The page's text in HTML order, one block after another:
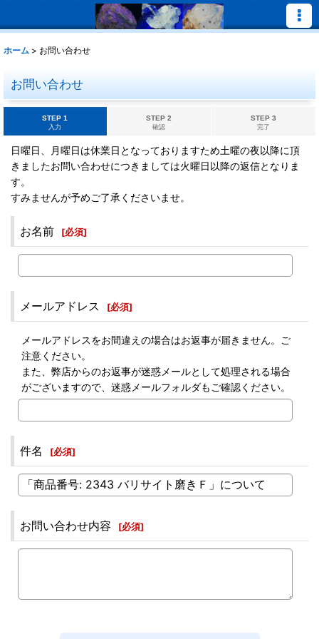
ホーム > お問い合わせ
お問い合わせ
STEP 1
入力
STEP 2
確認
STEP 3
完了
日曜日、月曜日は休業日となっておりますため土曜の夜以降に頂
きましたお問い合わせにつきましては火曜日以降の返信となりま
す。
すみませんが予めご了承くださいませ。
お名前 [必須]
メールアドレス [必須]
メールアドレスをお間違えの場合はお返事が届きません。ご
注意ください。
また、弊店からのお返事が迷惑メールとして処理される場合
がございますので、迷惑メールフォルダもご確認ください。
件名 [必須]
お問い合わせ内容 [必須]